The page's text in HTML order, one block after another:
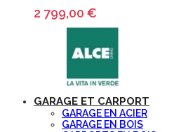
2 799,00 €
GARAGE ET CARPORT
GARAGE EN ACIER
GARAGE EN BOIS